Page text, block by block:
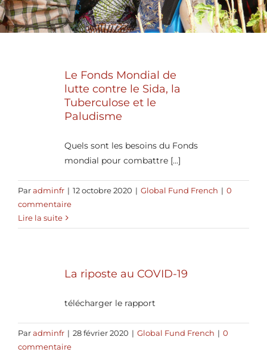
Le Fonds Mondial de
lutte contre le Sida, la
Tuberculose et le
Paludisme
Quels sont les besoins du Fonds
mondial pour combattre [...]
Paradminfr | 12 octobre 2020 | Global Fund French | 0
commentaire
Lire la suite
La riposte au COVID-19
télécharger le rapport
Paradminfr | 28 février 2020 | Global Fund French | 0
commentaire